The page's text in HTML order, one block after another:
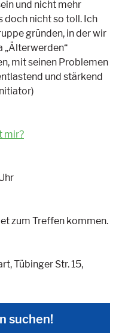
und nicht mehr
doch nicht so toll. Ich
gründen, in der wir
„Älterwerden“
mit seinen Problemen
und stärkend
mir?
zum Treffen kommen.
Tübinger Str. 15,
suchen!